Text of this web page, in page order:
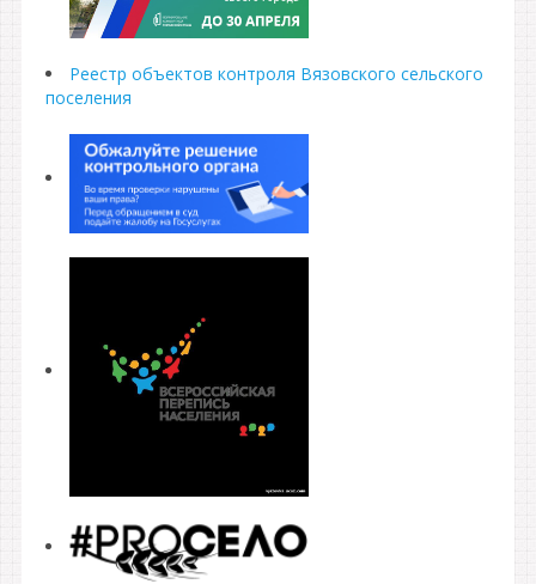
Реестр объектов контроля Вязовского сельского
поселения